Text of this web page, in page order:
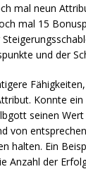
mal neun
mal 15
und der
Konnte
seinen
von
halten. Ein
Anzahl der